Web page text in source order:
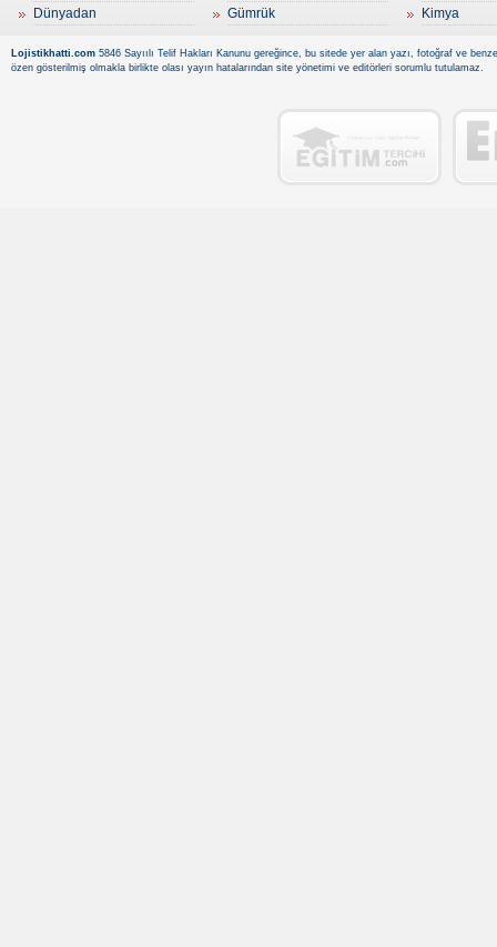
Dünyadan Gümrük Kimya
Lojistikhatti.com 5846 Sayıılı Telif Hakları Kanunu gereğince, bu sitede yer alan yazı, fotoğraf ve
özen gösterilmiş olmakla birlikte olası yayın hatalarından site yönetimi ve editörleri sorumlu tutulamaz.